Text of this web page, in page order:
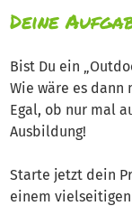
Deine
Bist Du ein
Wie wäre es dann
Egal, ob nur mal
Ausbildung!
Starte jetzt dein
einem